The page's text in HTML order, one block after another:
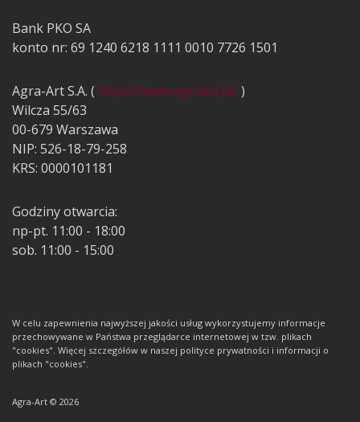
Bank PKO SA
konto nr: 69 1240 6218 1111 0010 7726 1501
Agra-Art S.A. ( https://www.agraart.pl/)
Wilcza 55/63
00-679 Warszawa
NIP: 526-18-79-258
KRS: 0000101181
Godziny otwarcia:
np-pt. 11:00 - 18:00
sob. 11:00 - 15:00
W celu zapewnienia najwyższej jakości usług wykorzystujemy informacje
przechowywane w Państwa przeglądarce internetowej w tzw. plikach
"cookies". Więcej szczegółów w naszej polityce prywatności i informacji o
plikach "cookies".
Agra-Art © 2026